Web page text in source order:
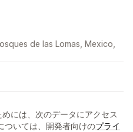
de las Lomas, Mexico,
には、次のデータにアクセス
ついては、開発者向けのプライ